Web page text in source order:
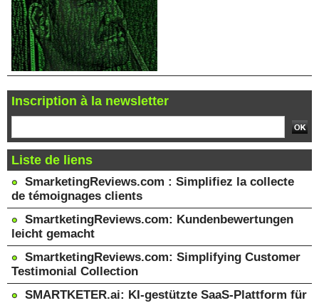
Inscription à la newsletter
Liste de liens
SmarketingReviews.com : Simplifiez la collecte
de témoignages clients
SmartketingReviews.com: Kundenbewertungen
leicht gemacht
SmartketingReviews.com: Simplifying Customer
Testimonial Collection
SMARTKETER.ai: KI-gestützte SaaS-Plattform für